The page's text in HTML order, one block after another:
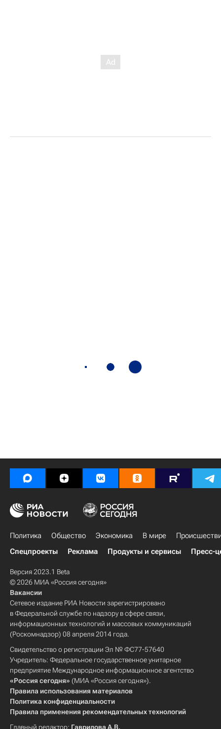
Политика Общество Экономика В мире
Спецпроекты
Реклама Продукты и сервисы Пресс-
Версия 2023.1 Beta
© 2026 МИА «Россия сегодня»
Вакансии
Сетевое издание РИА Новости зарегистрировано
в Федеральной службе по надзору в сфере связи,
информационных технологий и массовых коммуникаций
(Роскомнадзор) 08 апреля 2014 года.
Свидетельство о регистрации Эл № ФС77-57640
Учредитель: Федеральное государственное унитарное
предприятие Международное информационное агентство
«Россия сегодня» (МИА «Россия сегодня»).
Правила использования материалов
Политика конфиденциальности
Правила применения рекомендательных технологий
Главный редактор: Гаврилова А.В.